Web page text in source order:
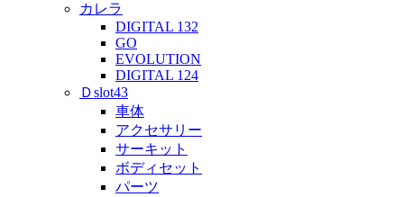
カレラ
DIGITAL 132
GO
EVOLUTION
DIGITAL 124
Ｄslot43
車体
アクセサリー
サーキット
ボディセット
パーツ